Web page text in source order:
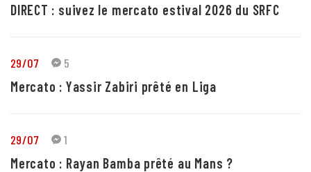
DIRECT : suivez le mercato estival 2026 du SRFC
29/07 5
Mercato : Yassir Zabiri prêté en Liga
29/07 1
Mercato : Rayan Bamba prêté au Mans ?